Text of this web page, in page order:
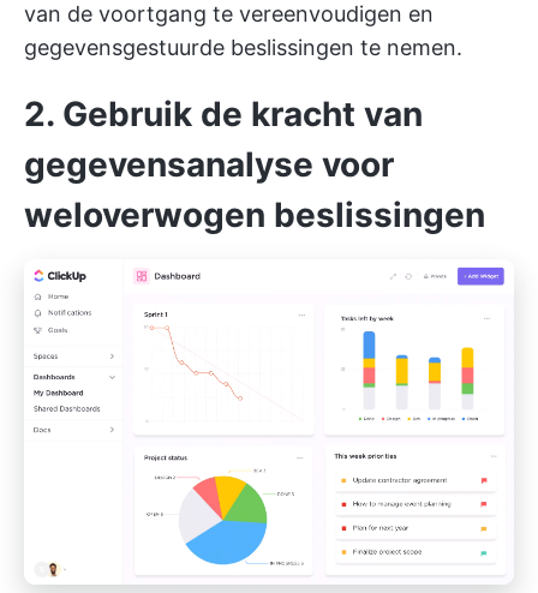
van de voortgang te vereenvoudigen en
gegevensgestuurde beslissingen te nemen.
2. Gebruik de kracht van
gegevensanalyse voor
weloverwogen beslissingen